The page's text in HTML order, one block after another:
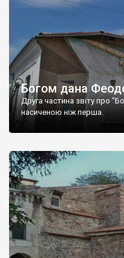
Богом дана
Друга частина звіту про
насиченою ніж перша.